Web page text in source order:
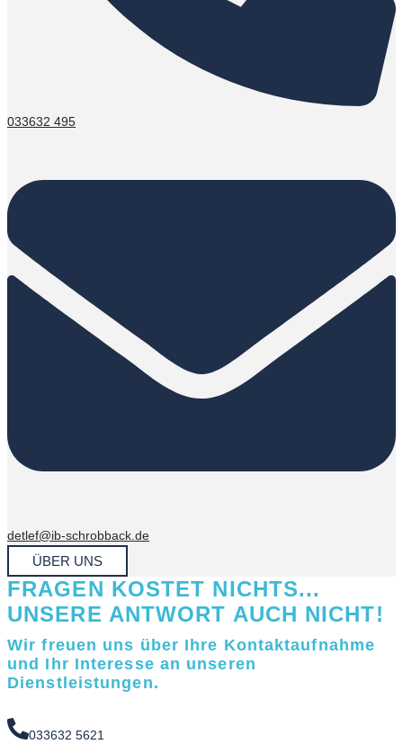
033632 495
detlef@ib-schrobback.de
ÜBER UNS
FRAGEN KOSTET NICHTS...
UNSERE ANTWORT AUCH NICHT!
Wir freuen uns über Ihre Kontaktaufnahme
und Ihr Interesse an unseren
Dienstleistungen.
033632 5621